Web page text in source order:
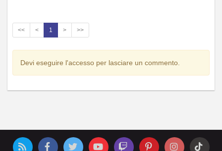
<< < 1 > >>
Devi eseguire l'accesso per lasciare un commento.